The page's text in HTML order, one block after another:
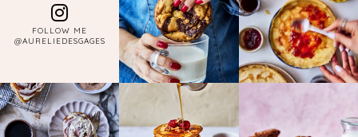
FOLLOW ME
@AURELIEDESGAGES